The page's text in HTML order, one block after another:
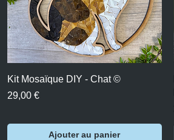
Aperçu rapide
Kit Mosaïque DIY - Chat ©
Prix
29,00 €
Ajouter au panier